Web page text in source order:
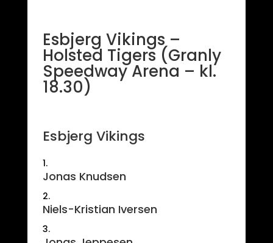
Esbjerg Vikings –
Holsted Tigers (Granly
Speedway Arena – kl.
18.30)
Esbjerg Vikings
Jonas Knudsen
Niels-Kristian Iversen